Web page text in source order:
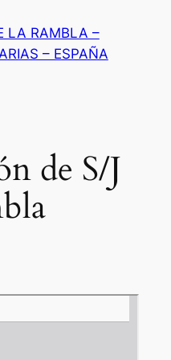
LA RAMBLA –
– ESPAÑA
de S/J